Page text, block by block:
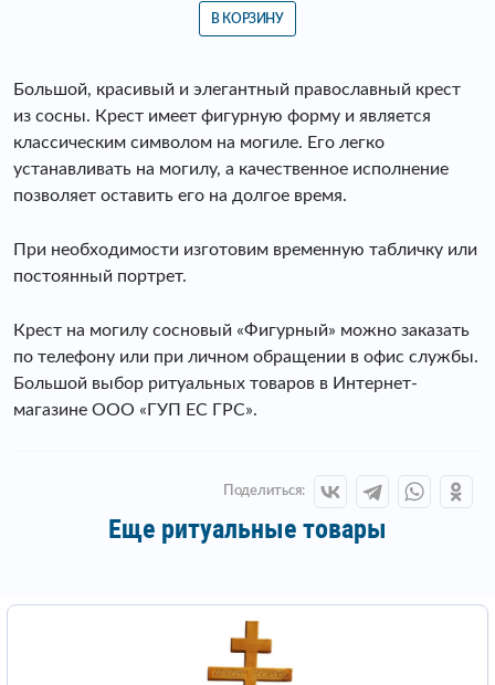
В КОРЗИНУ
Большой, красивый и элегантный православный крест
из сосны. Крест имеет фигурную форму и является
классическим символом на могиле. Его легко
устанавливать на могилу, а качественное исполнение
позволяет оставить его на долгое время.
При необходимости изготовим временную табличку или
постоянный портрет.
Крест на могилу сосновый «Фигурный» можно заказать
по телефону или при личном обращении в офис службы.
Большой выбор ритуальных товаров в Интернет-
магазине ООО «ГУП ЕС ГРС».
Поделиться:
Еще ритуальные товары